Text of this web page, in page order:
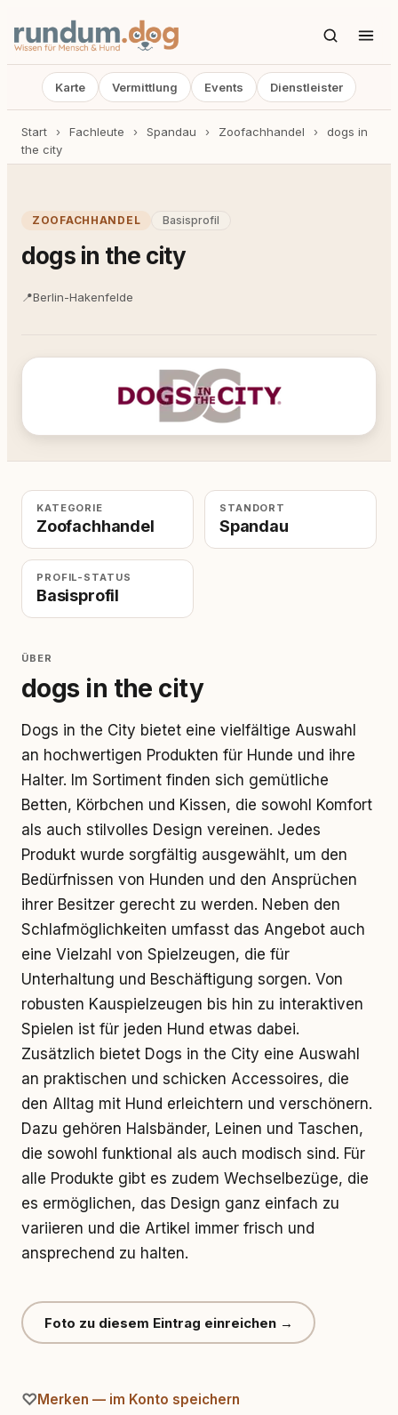
Karte Vermittlung Events Dienstleister
Start › Fachleute › Spandau › Zoofachhandel ›
dogs in
the city
ZOOFACHHANDEL Basisprofil
dogs in the city
📍Berlin-Hakenfelde
KATEGORIE
Zoofachhandel
STANDORT
Spandau
PROFIL-STATUS
Basisprofil
ÜBER
dogs in the city
Dogs in the City bietet eine vielfältige Auswahl
an hochwertigen Produkten für Hunde und ihre
Halter. Im Sortiment finden sich gemütliche
Betten, Körbchen und Kissen, die sowohl Komfort
als auch stilvolles Design vereinen. Jedes
Produkt wurde sorgfältig ausgewählt, um den
Bedürfnissen von Hunden und den Ansprüchen
ihrer Besitzer gerecht zu werden. Neben den
Schlafmöglichkeiten umfasst das Angebot auch
eine Vielzahl von Spielzeugen, die für
Unterhaltung und Beschäftigung sorgen. Von
robusten Kauspielzeugen bis hin zu interaktiven
Spielen ist für jeden Hund etwas dabei.
Zusätzlich bietet Dogs in the City eine Auswahl
an praktischen und schicken Accessoires, die
den Alltag mit Hund erleichtern und verschönern.
Dazu gehören Halsbänder, Leinen und Taschen,
die sowohl funktional als auch modisch sind. Für
alle Produkte gibt es zudem Wechselbezüge, die
es ermöglichen, das Design ganz einfach zu
variieren und die Artikel immer frisch und
ansprechend zu halten.
Foto zu diesem Eintrag einreichen →
Merken — im Konto speichern